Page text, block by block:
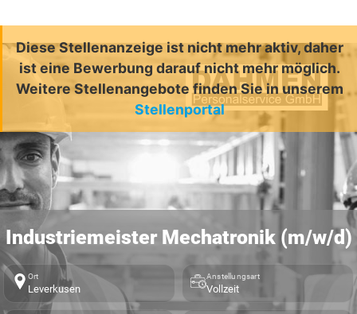
Diese Stellenanzeige ist nicht mehr aktiv, daher
ist eine Bewerbung darauf nicht mehr möglich.
Weitere Stellenangebote finden Sie in unserem
Stellenportal
Industriemeister Mechatronik (m/w/d)
Ort
Leverkusen
Anstellungsart
Vollzeit